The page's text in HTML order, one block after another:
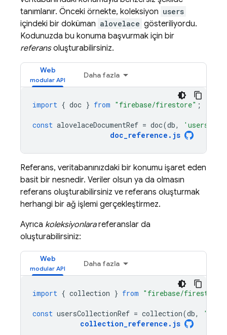
tanımlanır. Önceki örnekte, koleksiyon users
içindeki bir doküman alovelace gösteriliyordu.
Kodunuzda bu konuma başvurmak için bir
referansoluşturabilirsiniz.
Web
Daha fazla
import { doc } from "firebase/firestore" ;
const alovelaceDocumentRef = doc(db, 'users'
doc_reference . js
Referans, veritabanınızdaki bir konumu işaret eden
basit bir nesnedir. Veriler olsun ya da olmasın
referans oluşturabilirsiniz ve referans oluşturmak
herhangi bir ağ işlemi gerçekleştirmez.
Ayrıca koleksiyonlarareferanslar da
oluşturabilirsiniz:
Web
Daha fazla
import { collection } from "firebase/firestore"
const usersCollectionRef = collection(db,
collection_reference . js